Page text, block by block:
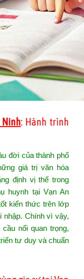
Ninh: Hành trình
đời của thành phố
giá trị văn hóa
định vị thế trong
huynh tại Vạn An
kiến thức trên lớp
nhập. Chính vì vậy,
nối quan trọng,
tư duy và chuẩn